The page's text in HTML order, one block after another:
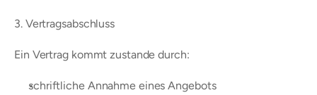
3. Vertragsabschluss
Ein Vertrag kommt zustande durch:
schriftliche Annahme eines Angebots